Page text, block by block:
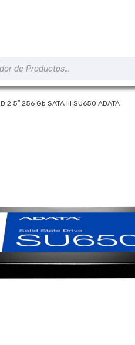
2.5″ 256 Gb SATA III SU650 ADATA